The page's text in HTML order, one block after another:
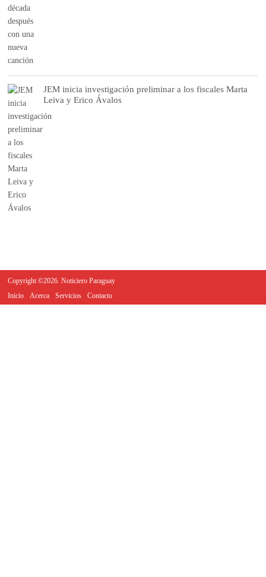
JEM inicia investigación preliminar a los fiscales Marta
Leiva y Erico Ávalos
Copyright ©2026. Noticiero Paraguay
Inicio
Acerca Servicios Contacto